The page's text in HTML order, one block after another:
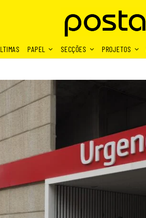
PAPEL SECÇÕES PROJETOS